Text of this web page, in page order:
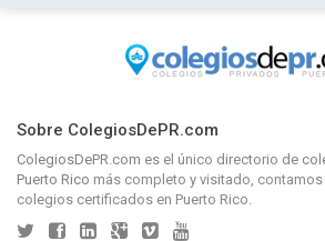
Sobre ColegiosDePR.com
ColegiosDePR.com es el único directorio de
Puerto Rico más completo y visitado,
colegios certificados en Puerto Rico.